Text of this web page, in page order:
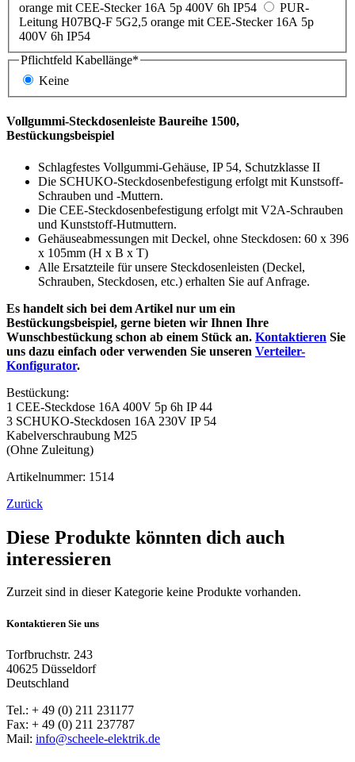
orange mit CEE-Stecker 16A 5p 400V 6h IP54
PUR-
Leitung H07BQ-F 5G2,5 orange mit CEE-Stecker 16A 5p
400V 6h IP54
Pflichtfeld Kabellänge*
Keine
Vollgummi-Steckdosenleiste Baureihe 1500,
Bestückungsbeispiel
Schlagfestes Vollgummi-Gehäuse, IP 54, Schutzklasse II
Die SCHUKO-Steckdosenbefestigung erfolgt mit Kunstsoff-
Schrauben und -Muttern.
Die CEE-Steckdosenbefestigung erfolgt mit V2A-Schrauben
und Kunststoff-Hutmuttern.
Gehäuseabmessungen mit Deckel, ohne Steckdosen: 60 x 396
x 105mm (H x B x T)
Alle Ersatzteile für unsere Steckdosenleisten (Deckel,
Schrauben, Steckdosen, etc.) erhalten Sie auf Anfrage.
Es handelt sich bei dem Artikel nur um ein
Bestückungsbeispiel, gerne bieten wir Ihnen Ihre
Wunschbestückung schon ab einem Stück an. Kontaktieren Sie
uns dazu einfach oder verwenden Sie unseren Verteiler-
Konfigurator.
Bestückung:
1 CEE-Steckdose 16A 400V 5p 6h IP 44
3 SCHUKO-Steckdosen 16A 230V IP 54
Kabelverschraubung M25
(Ohne Zuleitung)
Artikelnummer: 1514
Zurück
Diese Produkte könnten dich auch
interessieren
Zurzeit sind in dieser Kategorie keine Produkte vorhanden.
Kontaktieren Sie uns
Torfbruchstr. 243
40625 Düsseldorf
Deutschland
Tel.: + 49 (0) 211 231177
Fax: + 49 (0) 211 237787
Mail: info@scheele-elektrik.de